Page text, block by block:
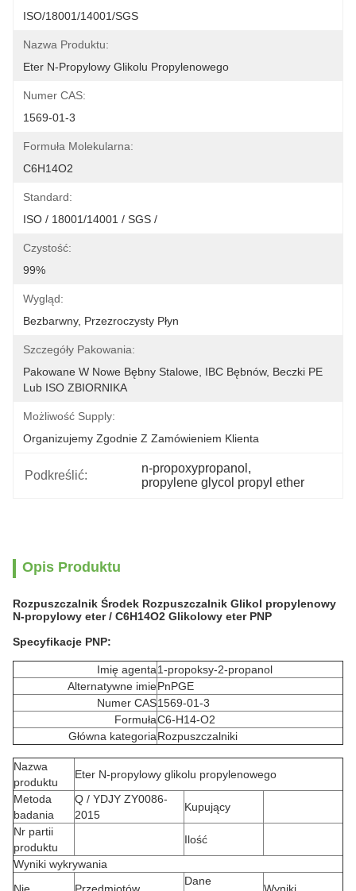
ISO/18001/14001/SGS
Nazwa Produktu:
Eter N-Propylowy Glikolu Propylenowego
Numer CAS:
1569-01-3
Formuła Molekularna:
C6H14O2
Standard:
ISO / 18001/14001 / SGS /
Czystość:
99%
Wygląd:
Bezbarwny, Przezroczysty Płyn
Szczegóły Pakowania:
Pakowane W Nowe Bębny Stalowe, IBC Bębnów, Beczki PE
Lub ISO ZBIORNIKA
Możliwość Supply:
Organizujemy Zgodnie Z Zamówieniem Klienta
Podkreślić:
n-propoxypropanol ,
propylene glycol propyl ether
Opis Produktu
Rozpuszczalnik Środek Rozpuszczalnik Glikol propylenowy
N-propylowy eter / C6H14O2 Glikolowy eter PNP
Specyfikacje PNP:
Imię agenta1-propoksy-2-propanol
Alternatywne imiePnPGE
Numer CAS1569-01-3
FormułaC6-H14-O2
Główna kategoriaRozpuszczalniki
Nazwa
produktu
Eter N-propylowy glikolu propylenowego
Metoda
badania
Q / YDJY ZY0086-
2015
Kupujący
Nr partii
produktu
Ilość
Wyniki wykrywania
Dane